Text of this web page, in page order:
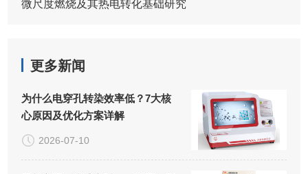
微尺度燃烧及其热电转化基础研究
更多新闻
为什么电穿孔转染效率低？7大核
心原因及优化方案详解
2026-07-10